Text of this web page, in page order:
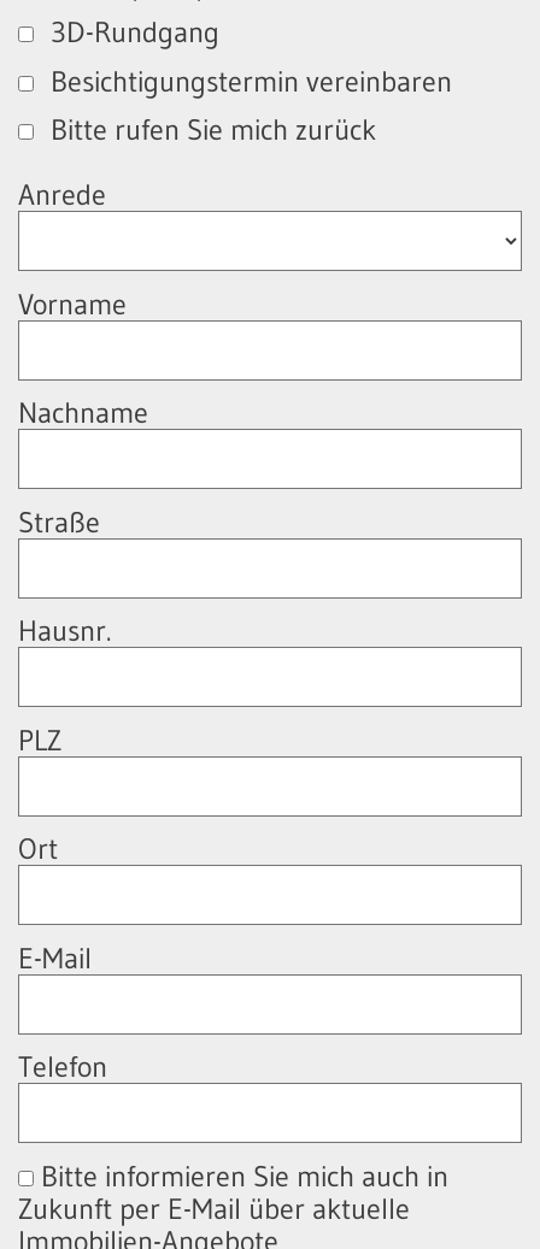
3D-Rundgang
Besichtigungstermin vereinbaren
Bitte rufen Sie mich zurück
Anrede
Vorname
Nachname
Straße
Hausnr.
PLZ
Ort
E-Mail
Telefon
Bitte informieren Sie mich auch in
Zukunft per E-Mail über aktuelle
Immobilien-Angebote